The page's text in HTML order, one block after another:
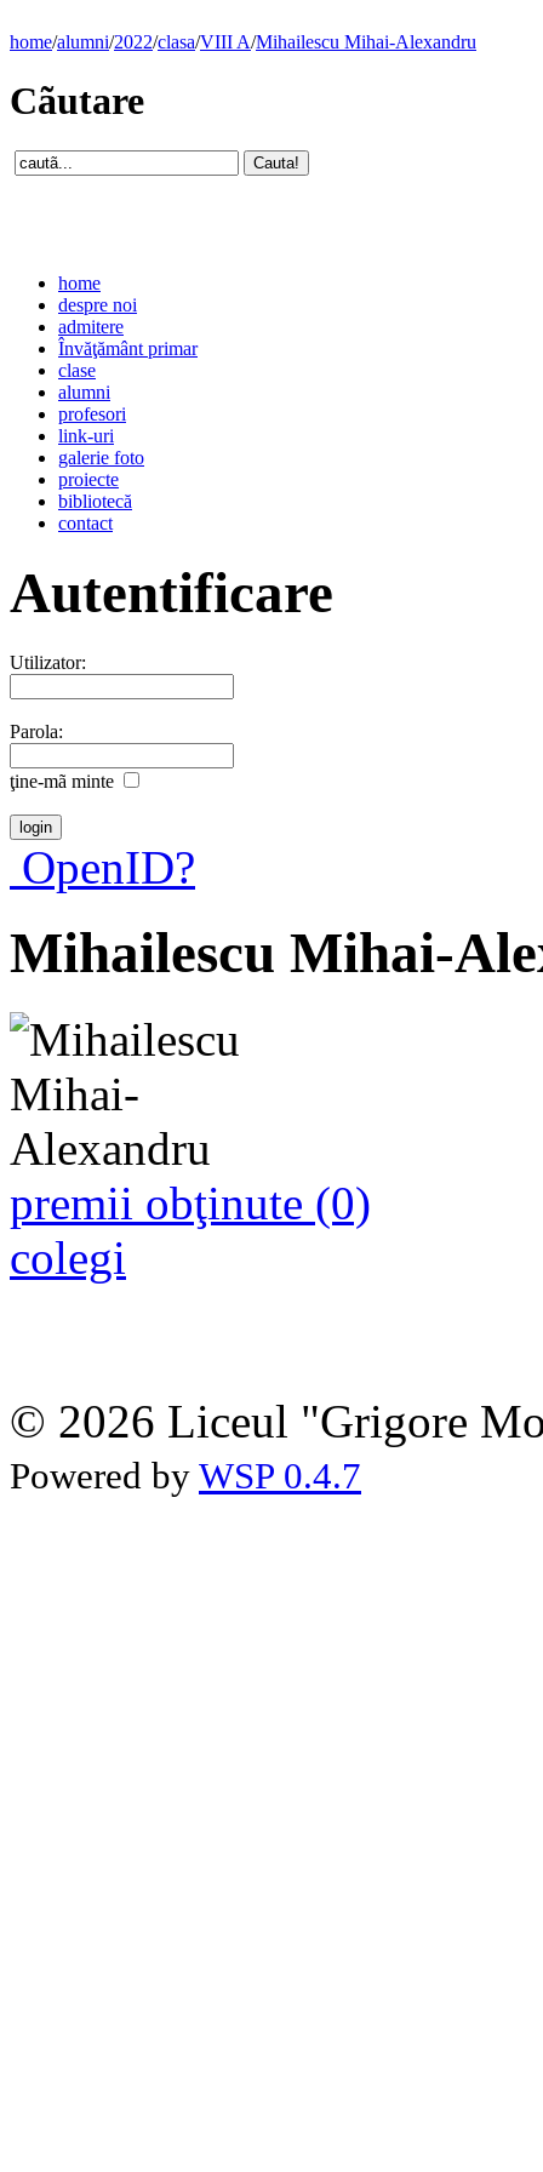
home/alumni/2022/clasa/VIII A/Mihailescu Mihai-Alexandru
Cãutare
home
despre noi
admitere
Învăţământ primar
clase
alumni
profesori
link-uri
galerie foto
proiecte
bibliotecă
contact
Autentificare
Utilizator:
Parola:
ţine-mã minte
OpenID?
Mihailescu Mihai-
premii obţinute (0)
colegi
© 2026 Liceul "Grigore
Powered by WSP 0.4.7